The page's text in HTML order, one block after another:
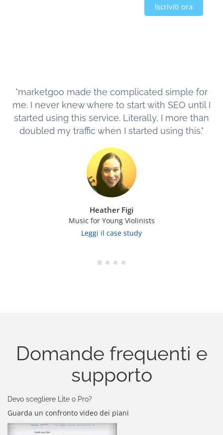
Iscriviti ora
"marketgoo made the complicated simple for
me. I never knew where to start with SEO until I
started using this service. Literally, I more than
doubled my traffic when I started using this."
Heather Figi
Music for Young Violinists
Leggi il case study
Domande frequenti e
supporto
Devo scegliere Lite o Pro?
Guarda un confronto video dei piani